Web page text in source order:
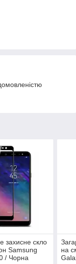
захисне скло
Samsung
/ Чорна
на